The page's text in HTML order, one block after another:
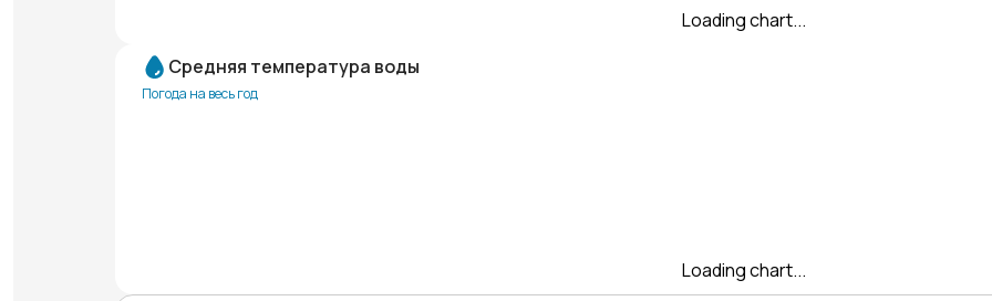
Loading chart...
Средняя температура воды
Погода на весь год
Loading chart...